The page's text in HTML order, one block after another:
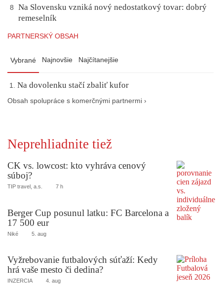
8
Na Slovensku vzniká nový nedostatkový tovar: dobrý
remeselník
PARTNERSKÝ OBSAH
Vybrané Najnovšie Najčítanejšie
Na dovolenku stačí zbaliť kufor
Obsah spolupráce s komerčnými partnermi ›
Neprehliadnite tiež
CK vs. lowcost: kto vyhráva cenový
súboj?
TIP travel, a.s. 7 h
Berger Cup posunul latku: FC Barcelona a
17 500 eur
Niké 5. aug
Vyžrebovanie futbalových súťaží: Kedy
hrá vaše mesto či dedina?
INZERCIA 4. aug